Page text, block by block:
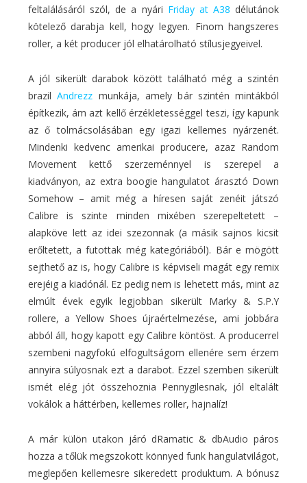
feltalálásáról szól, de a nyári Friday at A38 délutánok
kötelező darabja kell, hogy legyen. Finom hangszeres
roller, a két producer jól elhatárolható stílusjegyeivel.
A jól sikerült darabok között található még a szintén
brazilAndrezz munkája, amely bár szintén mintákból
építkezik, ám azt kellő érzékletességgel teszi, így kapunk
az ő tolmácsolásában egy igazi kellemes nyárzenét.
Mindenki kedvenc amerikai producere, azaz Random
Movement kettő szerzeménnyel is szerepel a
kiadványon, az extra boogie hangulatot árasztó Down
Somehow – amit még a híresen saját zenéit játszó
Calibre is szinte minden mixében szerepeltetett –
alapköve lett az idei szezonnak (a másik sajnos kicsit
erőltetett, a futottak még kategóriából). Bár e mögött
sejthető az is, hogy Calibre is képviseli magát egy remix
erejéig a kiadónál. Ez pedig nem is lehetett más, mint az
elmúlt évek egyik legjobban sikerült Marky & S.P.Y
rollere, a Yellow Shoes újraértelmezése, ami jobbára
abból áll, hogy kapott egy Calibre köntöst. A producerrel
szembeni nagyfokú elfogultságom ellenére sem érzem
annyira súlyosnak ezt a darabot. Ezzel szemben sikerült
ismét elég jót összehoznia Pennygilesnak, jól eltalált
vokálok a háttérben, kellemes roller, hajnalíz!
A már külön utakon járó dRamatic & dbAudio páros
hozza a tőlük megszokott könnyed funk hangulatvilágot,
meglepően kellemesre sikeredett produktum. A bónusz